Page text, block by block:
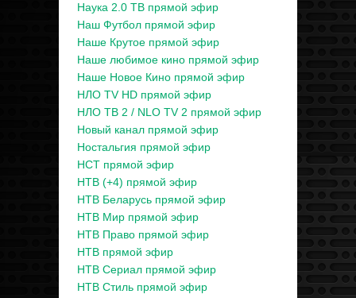
Наука 2.0 ТВ прямой эфир
Наш Футбол прямой эфир
Наше Крутое прямой эфир
Наше любимое кино прямой эфир
Наше Новое Кино прямой эфир
НЛО TV HD прямой эфир
НЛО ТВ 2 / NLO TV 2 прямой эфир
Новый канал прямой эфир
Ностальгия прямой эфир
НСТ прямой эфир
НТВ (+4) прямой эфир
НТВ Беларусь прямой эфир
НТВ Мир прямой эфир
НТВ Право прямой эфир
НТВ прямой эфир
НТВ Сериал прямой эфир
НТВ Стиль прямой эфир